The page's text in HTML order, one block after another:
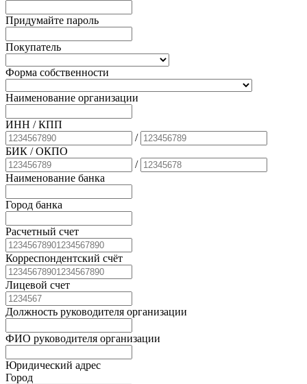
Придумайте пароль
Покупатель
Форма собственности
Наименование организации
ИНН / КПП
/
БИК / ОКПО
/
Наименование банка
Город банка
Расчетный счет
Корреспондентский счёт
Лицевой счет
Должность руководителя организации
ФИО руководителя организации
Юридический адрес
Город